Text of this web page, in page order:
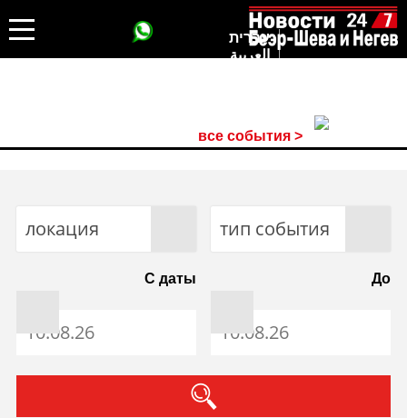
עברית
العربية
все события >
локация тип события
С даты До